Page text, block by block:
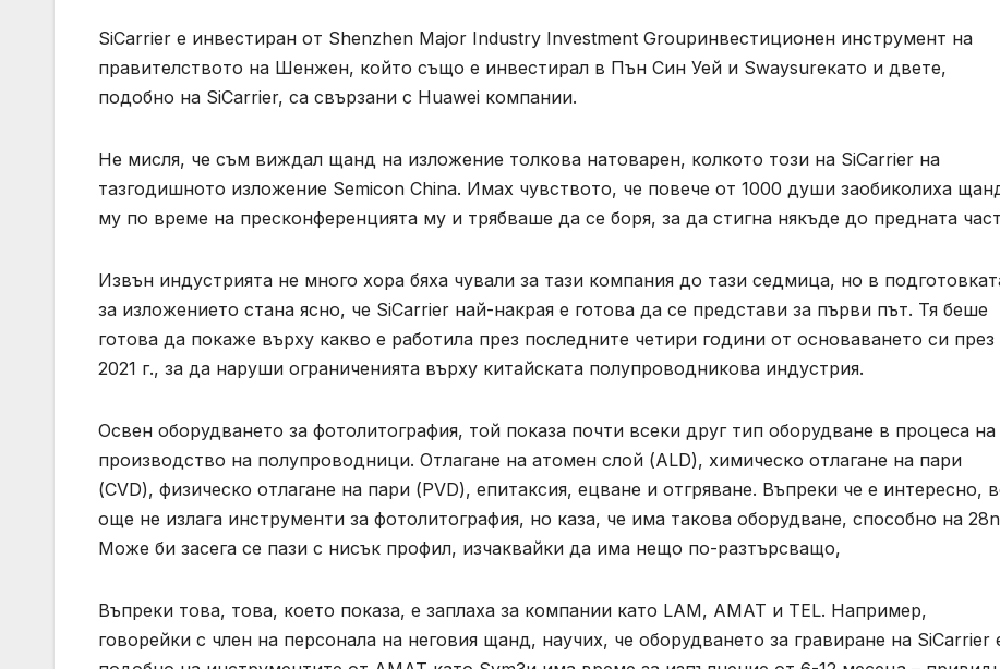
SiCarrier е инвестиран от Shenzhen Major Industry Investment Groupинвестиционен инструмент на
правителството на Шенжен, който също е инвестирал в Пън Син Уей и Swaysureкато и двете,
подобно на SiCarrier, са свързани с Huawei компании.
Не мисля, че съм виждал щанд на изложение толкова натоварен, колкото този на SiCarrier на
тазгодишното изложение Semicon China. Имах чувството, че повече от 1000 души заобиколиха
му по време на пресконференцията му и трябваше да се боря, за да стигна някъде до предната
Извън индустрията не много хора бяха чували за тази компания до тази седмица, но в
за изложението стана ясно, че SiCarrier най-накрая е готова да се представи за първи път. Тя беше
готова да покаже върху какво е работила през последните четири години от основаването си през
2021 г., за да наруши ограниченията върху китайската полупроводникова индустрия.
Освен оборудването за фотолитография, той показа почти всеки друг тип оборудване в процеса на
производство на полупроводници. Отлагане на атомен слой (ALD), химическо отлагане на пари
(CVD), физическо отлагане на пари (PVD), епитаксия, ецване и отгряване. Въпреки че е интересно,
още не излага инструменти за фотолитография, но каза, че има такова оборудване, способно на
Може би засега се пази с нисък профил, изчаквайки да има нещо по-разтърсващо,
Въпреки това, това, което показа, е заплаха за компании като LAM, AMAT и TEL. Например,
говорейки с член на персонала на неговия щанд, научих, че оборудването за гравиране на SiCarrier